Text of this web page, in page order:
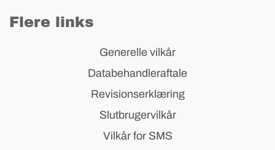
Flere links
Generelle vilkår
Databehandleraftale
Revisionserklæring
Slutbrugervilkår
Vilkår for SMS